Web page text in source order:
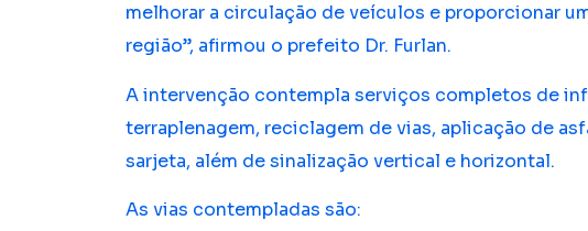
melhorar a circulação de veículos e proporcionar
região”, afirmou o prefeito Dr. Furlan.
A intervenção contempla serviços completos de
terraplenagem, reciclagem de vias, aplicação de
sarjeta, além de sinalização vertical e horizontal.
As vias contempladas são: